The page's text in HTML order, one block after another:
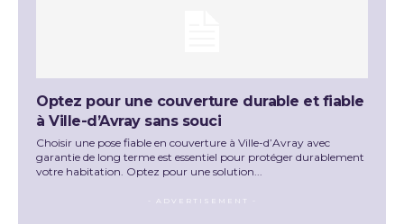
Optez pour une couverture durable et fiable
à Ville-d’Avray sans souci
Choisir une pose fiable en couverture à Ville-d’Avray avec
garantie de long terme est essentiel pour protéger durablement
votre habitation. Optez pour une solution...
- ADVERTISEMENT -